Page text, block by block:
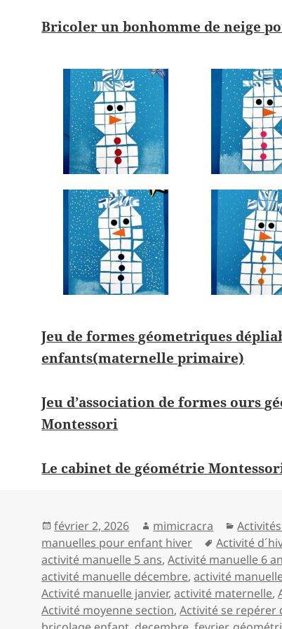
Bricoler un bonhomme de neige
Jeu de formes géometriques
enfants(maternelle primaire)
Jeu d’association de formes ours
Montessori
Le cabinet de géométrie
Publié
le
février 2, 2026 Auteur
mimicracra
manuelles pour enfant hiver
Mots-
clés
Activité
activité manuelle 5 ans,Activité manuelle 6
activité manuelle décembre,activité
Activité manuelle janvier,activité maternelle,
Activité moyenne section,Activité se repérer